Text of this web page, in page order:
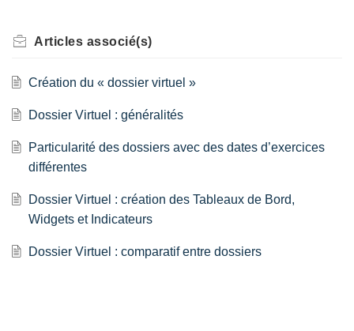
Articles associé(s)
Création du « dossier virtuel »
Dossier Virtuel : généralités
Particularité des dossiers avec des dates d’exercices
différentes
Dossier Virtuel : création des Tableaux de Bord,
Widgets et Indicateurs
Dossier Virtuel : comparatif entre dossiers